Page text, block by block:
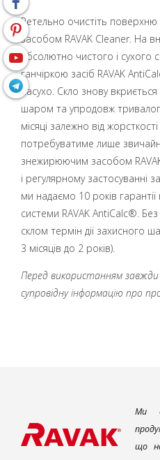
Ретельно очистіть
засобом RAVAK Cleaner. На
абсолютно чистого і сухого
ганчіркою засіб RAVAK
насухо. Скло знову
шаром та упродовж
місяці залежно від
потребуватиме лише
знежирюючим засобом
і регулярному
ми надаємо 10 років
системи RAVAK AntiCalc®.
склом термін дії захисного
3 місяців до 2 років).
Перед використанням
супровідну інформацію про
Ми
що